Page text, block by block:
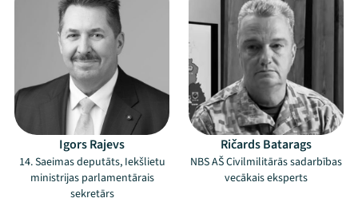
Igors Rajevs
14. Saeimas deputāts, Iekšlietu
ministrijas parlamentārais
sekretārs
Ričards Batarags
NBS AŠ Civilmilitārās sadarbības
vecākais eksperts